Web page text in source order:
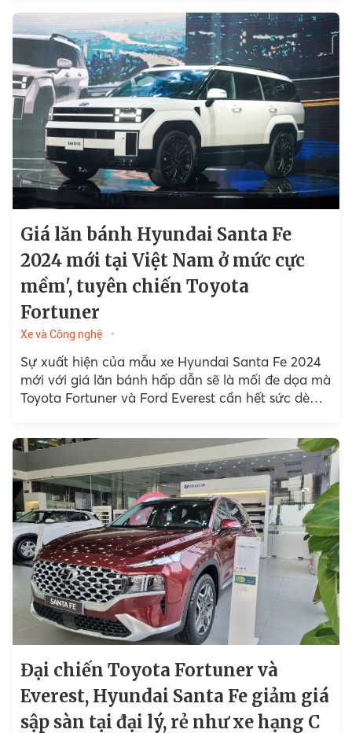
Giá lăn bánh Hyundai Santa Fe
2024 mới tại Việt Nam ở mức cực
mềm', tuyên chiến Toyota
Fortuner
Xe và Công nghệ
Sự xuất hiện của mẫu xe Hyundai Santa Fe 2024
mới với giá lăn bánh hấp dẫn sẽ là mối đe dọa mà
Toyota Fortuner và Ford Everest cần hết sức dè
Đại chiến Toyota Fortuner và
Everest, Hyundai Santa Fe giảm giá
sập sàn tại đại lý, rẻ như xe hạng C